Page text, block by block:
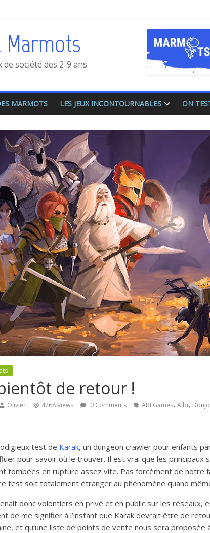
Marmots
société des 2-9 ans
MARMOTS LES JEUX INCONTOURNABLES ON
de retour !
Olivier 4768 Views 0 Comments ABI Games, Albi,
test de Karak, un dungeon crawler pour enfants
pour savoir où le trouver. Il est vrai que les principaux
tombées en rupture assez vite. Pas forcément de notre
test soit totalement étranger au phénomène quand
donc volontiers en privé et en public sur les réseaux,
de me signifier à l’instant que Karak devrait être de
et qu’une liste de points de vente nous sera proposée